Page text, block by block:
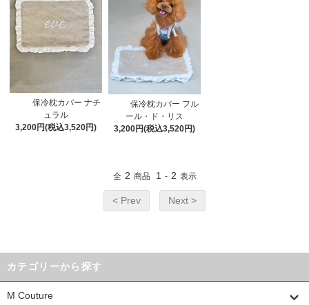
保冷枕カバー ナチ
ュラル
3,200円(税込3,520円)
保冷枕カバー フル
ール・ド・リス
3,200円(税込3,520円)
全 2 商品 1 - 2 表示
< Prev Next >
カテゴリーから探す
M Couture